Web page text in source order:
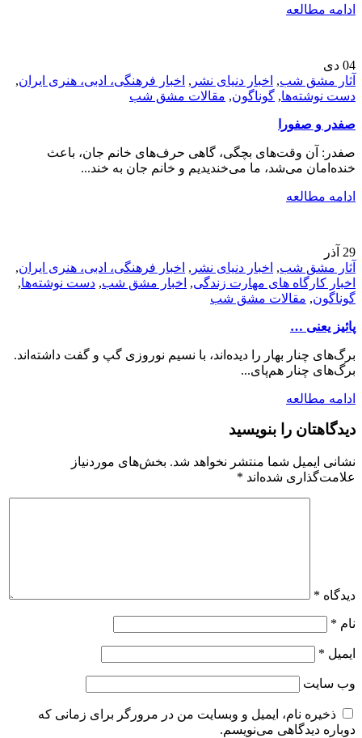
ادامه مطالعه
04 دی
آثار مشق شب, اخبار دنیای نشر , اخبار فرهنگی، ادبی، هنری ایران,
دست نوشته‌ها, گوناگون, مقالات مشق شب
صفدر و صفورا
صفدر: آن وقت‌های بچگی، گاهی حرف‌های خانم جان، باعث
خنده‌امان می‌شد، ما می‌خندیدیم و خانم جان به خند...
ادامه مطالعه
29 آذر
آثار مشق شب, اخبار دنیای نشر , اخبار فرهنگی، ادبی، هنری ایران,
اخبار کارگاه های مهارت زندگی, اخبار مشق شب, دست نوشته‌ها,
گوناگون, مقالات مشق شب
پائیز یعنی …
برگ‌های چنار بهار را دیده‌اند، با نسیم نوروزی گپ و گفت داشته‌اند.
برگ‌های چنار هم‌پای...
ادامه مطالعه
دیدگاهتان را بنویسید
نشانی ایمیل شما منتشر نخواهد شد. بخش‌های موردنیاز
علامت‌گذاری شده‌اند *
دیدگاه *
نام *
ایمیل *
وب‌ سایت
ذخیره نام، ایمیل و وبسایت من در مرورگر برای زمانی که
دوباره دیدگاهی می‌نویسم.